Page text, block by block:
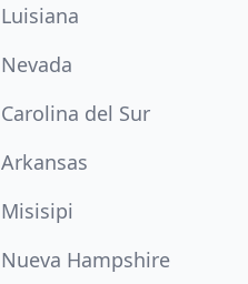
Luisiana
Nevada
Carolina del Sur
Arkansas
Misisipi
Nueva Hampshire